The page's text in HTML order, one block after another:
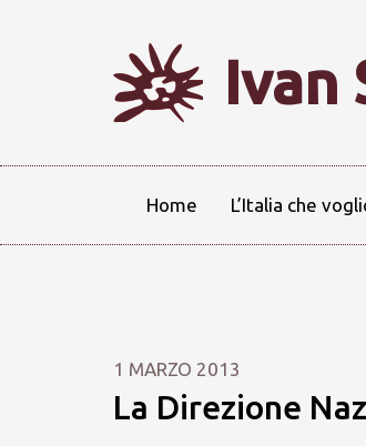
Ivan
Home L’Italia che
1 MARZO 2013
La Direzione